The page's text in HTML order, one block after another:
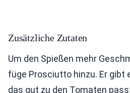
Zusätzliche Zutaten
Um den Spießen mehr
füge Prosciutto hinzu. Er gibt
das gut zu den Tomaten